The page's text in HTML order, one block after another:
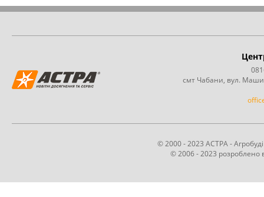
смт Чабани, вул.
© 2000 - 2023 АСТРА -
© 2006 - 2023 розроблено в